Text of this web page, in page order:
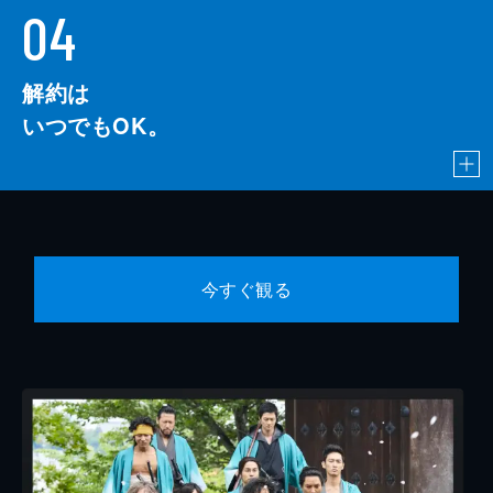
04
解約は
いつでもOK。
今すぐ観る